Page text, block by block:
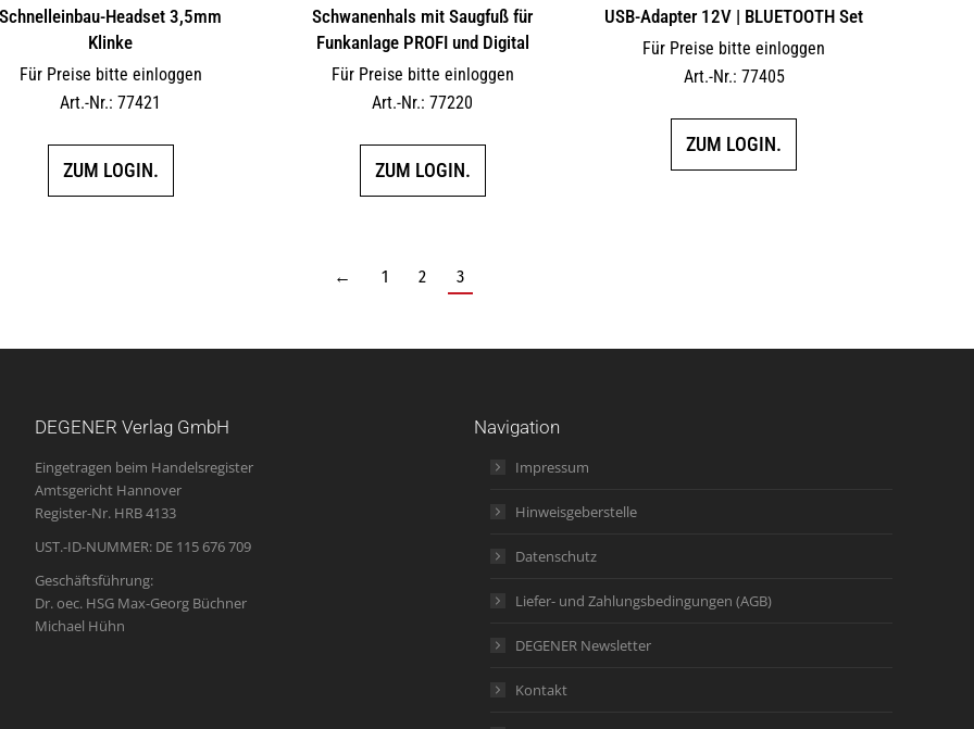
Schnelleinbau-Headset 3,5mm
Klinke
Für Preise bitte einloggen
Art.-Nr.: 77421
ZUM LOGIN.
Schwanenhals mit Saugfuß für
Funkanlage PROFI und Digital
Für Preise bitte einloggen
Art.-Nr.: 77220
ZUM LOGIN.
USB-Adapter 12V | BLUETOOTH Set
Für Preise bitte einloggen
Art.-Nr.: 77405
ZUM LOGIN.
← 1 2 3
DEGENER Verlag GmbH
Eingetragen beim Handelsregister
Amtsgericht Hannover
Register-Nr. HRB 4133
UST.-ID-NUMMER: DE 115 676 709
Geschäftsführung:
Dr. oec. HSG Max-Georg Büchner
Michael Hühn
Navigation
Impressum
Hinweisgeberstelle
Datenschutz
Liefer- und Zahlungsbedingungen (AGB)
DEGENER Newsletter
Kontakt